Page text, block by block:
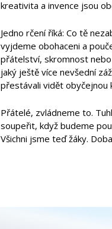
kreativita a invence jsou
Jedno rčení říká: Co tě
vyjdeme obohaceni a
přátelství, skromnost
jaký ještě více nevšední
přestávali vidět obyčejnou
Přátelé, zvládneme to.
soupeřit, když budeme
Všichni jsme teď žáky.